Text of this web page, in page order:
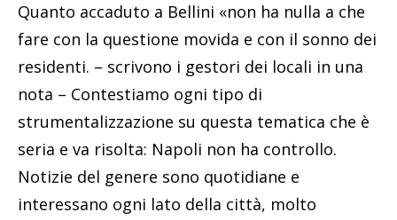
Quanto accaduto a Bellini «non ha nulla a che
fare con la questione movida e con il sonno dei
residenti. – scrivono i gestori dei locali in una
nota – Contestiamo ogni tipo di
strumentalizzazione su questa tematica che è
seria e va risolta: Napoli non ha controllo.
Notizie del genere sono quotidiane e
interessano ogni lato della città, molto